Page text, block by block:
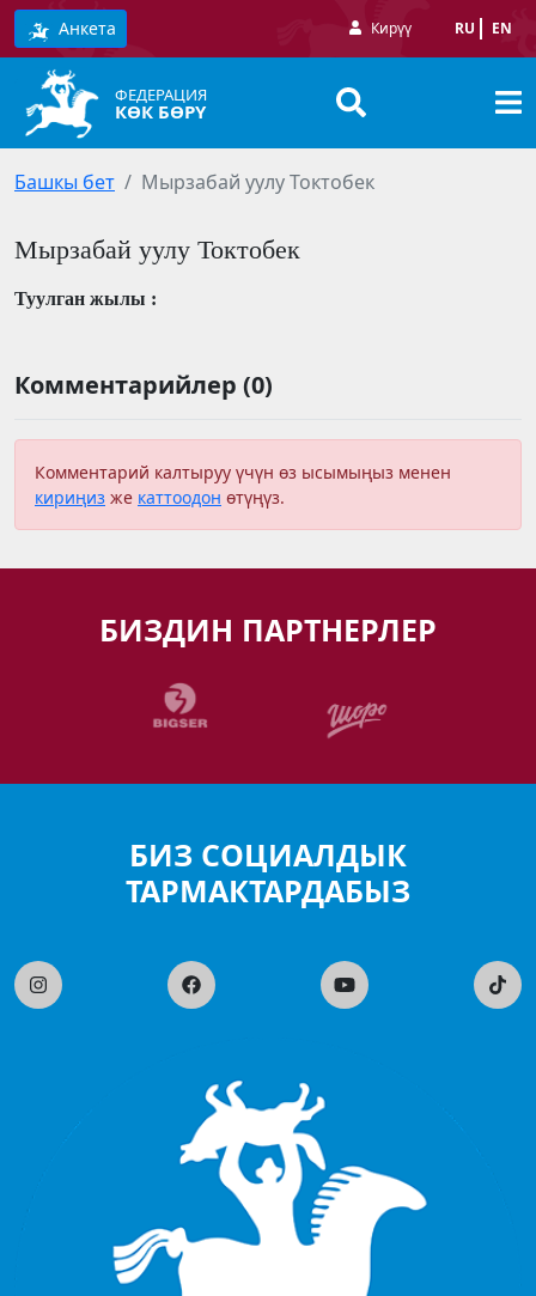
Анкета Кирүү RU EN
ФЕДЕРАЦИЯ
КӨК БӨРҮ
Башкы бет Мырзабай уулу Токтобек
Мырзабай уулу Токтобек
Туулган жылы :
Комментарийлер (0)
Комментарий калтыруу үчүн өз ысымыңыз менен
кириңиз же каттоодон өтүңүз.
БИЗДИН ПАРТНЕРЛЕР
БИЗ СОЦИАЛДЫК
ТАРМАКТАРДАБЫЗ